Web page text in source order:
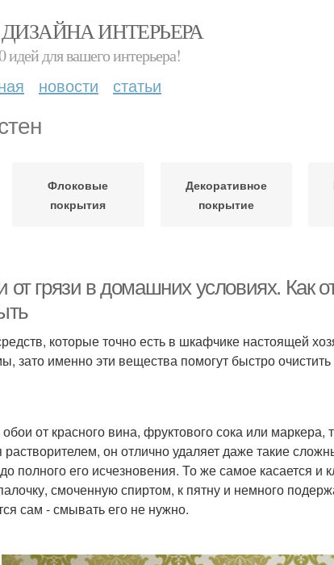
ИНТЕРЬЕРА
идей для вашего интерьера!
новости статьи
Флоковые
покрытия
Декоративное
покрытие
грязи в домашних условиях. Как
которые точно есть в шкафчике настоящей
зато именно эти вещества помогут быстро очистить
от красного вина, фруктового сока или маркера,
растворителем, он отлично удаляет даже такие
полного его исчезновения. То же самое касается и
смоченную спиртом, к пятну и немного
сам - смывать его не нужно.